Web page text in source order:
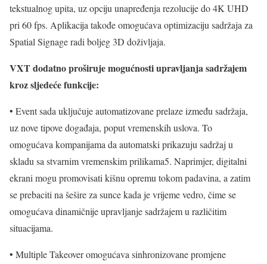
tekstualnog upita, uz opciju unapređenja rezolucije do 4K UHD
pri 60 fps. Aplikacija takođe omogućava optimizaciju sadržaja za
Spatial Signage radi boljeg 3D doživljaja.
VXT dodatno proširuje mogućnosti upravljanja sadržajem
kroz sljedeće funkcije:
• Event sada uključuje automatizovane prelaze između sadržaja,
uz nove tipove događaja, poput vremenskih uslova. To
omogućava kompanijama da automatski prikazuju sadržaj u
skladu sa stvarnim vremenskim prilikama5. Naprimjer, digitalni
ekrani mogu promovisati kišnu opremu tokom padavina, a zatim
se prebaciti na šešire za sunce kada je vrijeme vedro, čime se
omogućava dinamičnije upravljanje sadržajem u različitim
situacijama.
• Multiple Takeover omogućava sinhronizovane promjene